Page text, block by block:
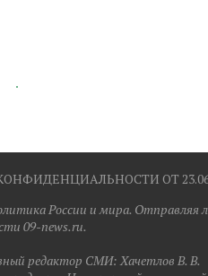
ОТ
России и мира. Отправляя
09-news.ru.
редактор СМИ: Хaчeтлoв B. B.